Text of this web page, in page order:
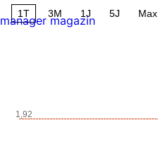
1T 3M 1J 5J Max
1,92
manager magazin